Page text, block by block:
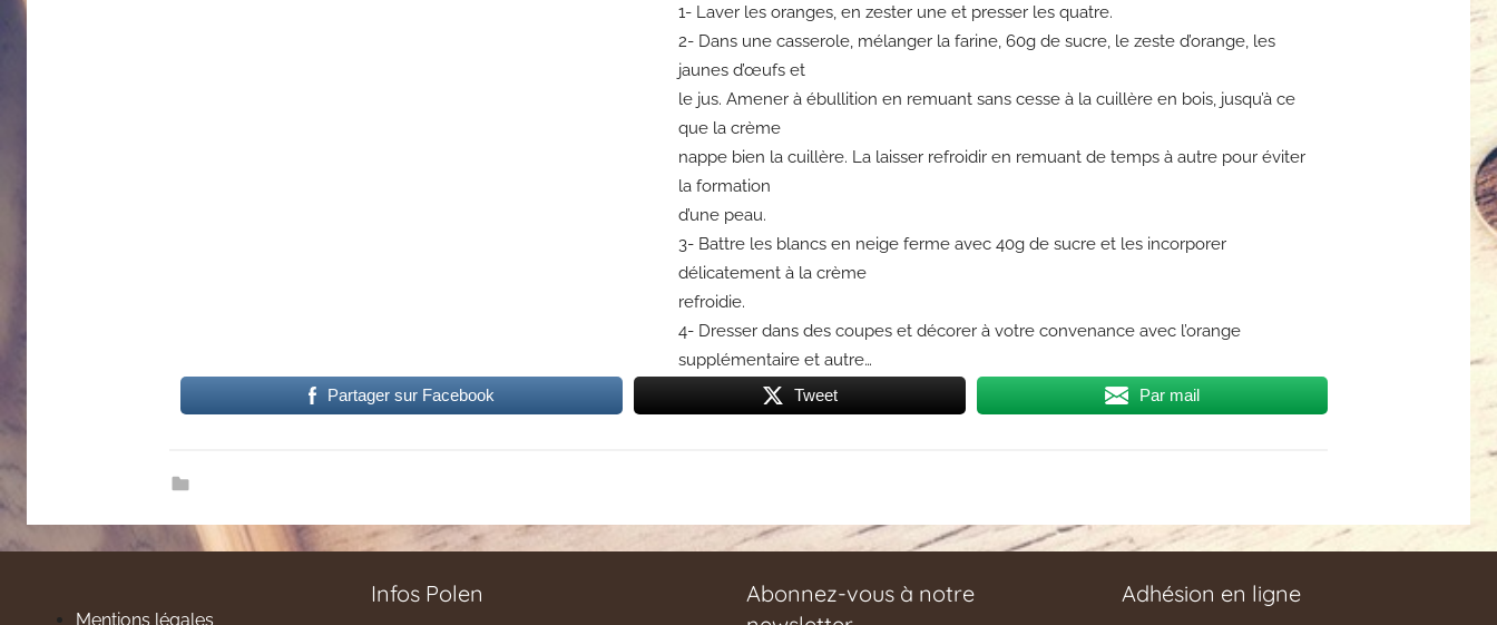
1- Laver les oranges, en zester une et presser les quatre.
2- Dans une casserole, mélanger la farine, 60g de sucre, le zeste d’orange, les
jaunes d’œufs et
le jus. Amener à ébullition en remuant sans cesse à la cuillère en bois, jusqu’à ce
que la crème
nappe bien la cuillère. La laisser refroidir en remuant de temps à autre pour éviter
la formation
d’une peau.
3- Battre les blancs en neige ferme avec 40g de sucre et les incorporer
délicatement à la crème
refroidie.
4- Dresser dans des coupes et décorer à votre convenance avec l’orange
supplémentaire etautre…
Partager sur Facebook Tweet Par mail
Mentions légales
Infos Polen
Abonnez-vous à notre
Adhésion en ligne